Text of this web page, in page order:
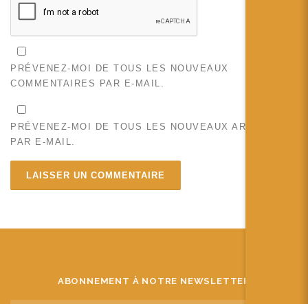
PRÉVENEZ-MOI DE TOUS LES NOUVEAUX
COMMENTAIRES PAR E-MAIL.
PRÉVENEZ-MOI DE TOUS LES NOUVEAUX ARTICLES
PAR E-MAIL.
ABONNEMENT À NOTRE NEWSLETTER